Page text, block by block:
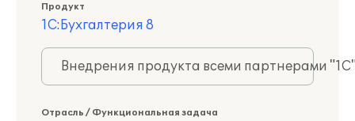
Продукт
1С:Бухгалтерия 8
Внедрения продукта всеми партнерами
Отрасль / Функциональная задача